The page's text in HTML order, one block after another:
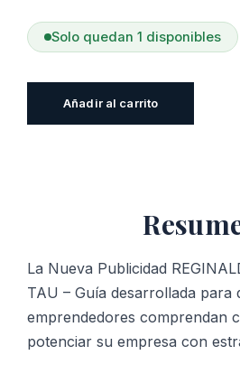
Solo quedan 1 disponibles
Añadir al carrito
La Nueva Publicidad
TAU – Guía desarrollada para
emprendedores comprendan
potenciar su empresa con